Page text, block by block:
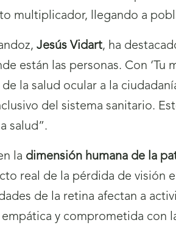
multiplicador, llegando a
Jesús Vidart, ha
están las personas. Con ‘Tu
la salud ocular a la
del sistema sanitario.
salud”.
la dimensión humana de la
real de la pérdida de visión
de la retina afectan a
y comprometida con